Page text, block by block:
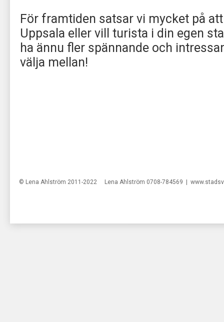
För framtiden satsar vi mycket på
Uppsala eller vill turista i din egen
ha ännu fler spännande och
välja mellan!
© Lena Ahlström 2011-2022 Lena Ahlström 0708-784569 |